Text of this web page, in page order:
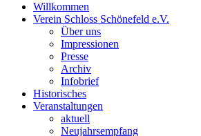
Willkommen
Verein Schloss Schönefeld e.V.
Über uns
Impressionen
Presse
Archiv
Infobrief
Historisches
Veranstaltungen
aktuell
Neujahrsempfang